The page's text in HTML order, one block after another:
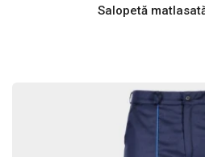
Salopetă